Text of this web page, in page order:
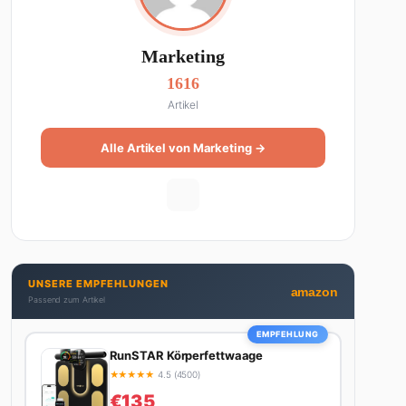
Marketing
1616
Artikel
Alle Artikel von Marketing →
UNSERE EMPFEHLUNGEN
Passend zum Artikel
amazon
EMPFEHLUNG
RunSTAR Körperfettwaage
★★★★★ 4.5 (4500)
€135